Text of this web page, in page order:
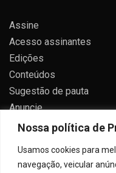
Nossa política de
Usamos cookies para
navegação, veicular
Assine
Acesso assinantes
Edições
Conteúdos
Sugestão de pauta
Anuncie
Contato